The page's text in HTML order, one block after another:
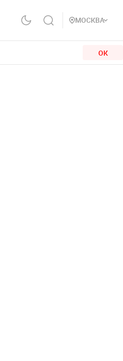
МОСКВА
ОК